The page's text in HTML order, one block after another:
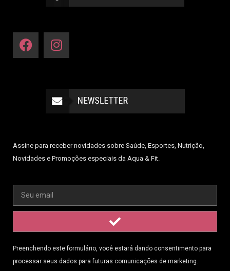
Assine para receber novidades sobre Saúde, Esportes, Nutrição,
Novidades e Promoções especiais da Aqua & Fit.
Preenchendo este formulário, você estará dando consentimento para
processar seus dados para futuras comunicações de marketing.